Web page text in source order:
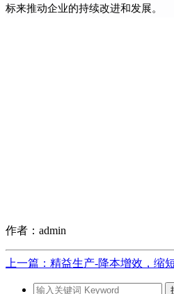
标来推动企业的持续改进和发展。
作者：admin
上一篇：精益生产-降本增效，缩